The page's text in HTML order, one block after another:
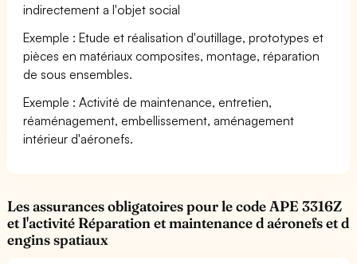
indirectement a l'objet social
Exemple : Etude et réalisation d'outillage, prototypes et
pièces en matériaux composites, montage, réparation
de sous ensembles.
Exemple : Activité de maintenance, entretien,
réaménagement, embellissement, aménagement
intérieur d'aéronefs.
Les assurances obligatoires pour le code APE 3316Z
et l'activité Réparation et maintenance d aéronefs et d
engins spatiaux